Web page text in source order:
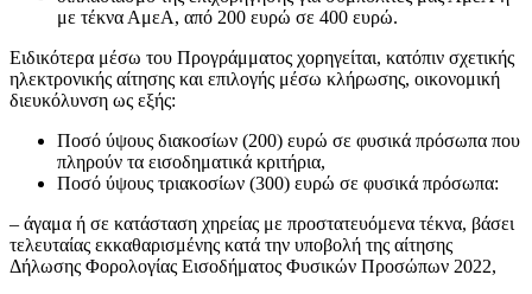
με τέκνα ΑμεΑ, από 200 ευρώ σε 400 ευρώ.
Ειδικότερα μέσω του Προγράμματος χορηγείται, κατόπιν σχετικής
ηλεκτρονικής αίτησης και επιλογής μέσω κλήρωσης, οικονομική
διευκόλυνση ως εξής:
Ποσό ύψους διακοσίων (200) ευρώ σε φυσικά πρόσωπα που
πληρούν τα εισοδηματικά κριτήρια,
Ποσό ύψους τριακοσίων (300) ευρώ σε φυσικά πρόσωπα:
– άγαμα ή σε κατάσταση χηρείας με προστατευόμενα τέκνα, βάσει
τελευταίας εκκαθαρισμένης κατά την υποβολή της αίτησης
Δήλωσης Φορολογίας Εισοδήματος Φυσικών Προσώπων 2022,